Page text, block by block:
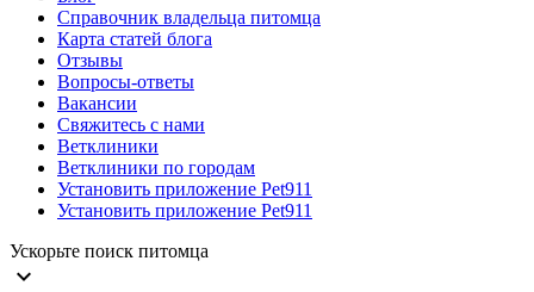
Справочник владельца питомца
Карта статей блога
Отзывы
Вопросы-ответы
Вакансии
Свяжитесь с нами
Ветклиники
Ветклиники по городам
Установить приложение Pet911
Установить приложение Pet911
Ускорьте поиск питомца
expand_more